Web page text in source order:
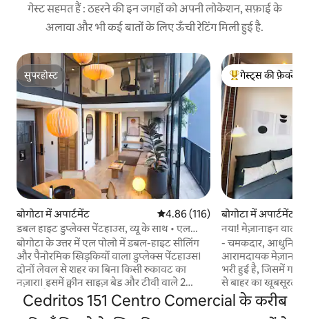
गेस्ट सहमत हैं : ठहरने की इन जगहों को अपनी लोकेशन, सफ़ाई के
अलावा और भी कई बातों के लिए ऊँची रेटिंग मिली हुई है.
सुपरहोस्ट
सुपरहोस्ट
बोगोटा में अपार्टमेंट औसत रेटिंग 5 में से 4.86, 116 समीक्षाएँ
4.86 (116)
डबल हाइट डुप्लेक्स पेंटहाउस, व्यू के साथ • एल
पोलो
बोगोटा के उत्तर में एल पोलो में डबल-हाइट सीलिंग
और पैनोरमिक खिड़कियों वाला डुप्लेक्स पेंटहाउस।
दोनों लेवल से शहर का बिना किसी रुकावट का
नज़ारा। इसमें क्वीन साइज़ बेड और टीवी वाले 2
बेडरूम हैं, जिनमें 4 मेहमान ठहर सकते हैं। 2 बाथरूम,
पूरी तरह से सुसज्जित किचन, डाइनिंग रूम, काम करने
गेस्ट्स का टॉप फ़ेवरेट
गेस्ट्स की फ़ेवरेट
बोगोटा में अपार्टमेंट
नया! मेज़ानाइन
आरामदायक और
- चमकदार, आधुनिक
आरामदायक
भरी हुई है, जिसमें
से बाहर का खूबसूरत
लोकेशन: शांत,
करीब: रेस्टोरेंट, कैफ़े,
Cedritos 151 Centro Comercial के करीब